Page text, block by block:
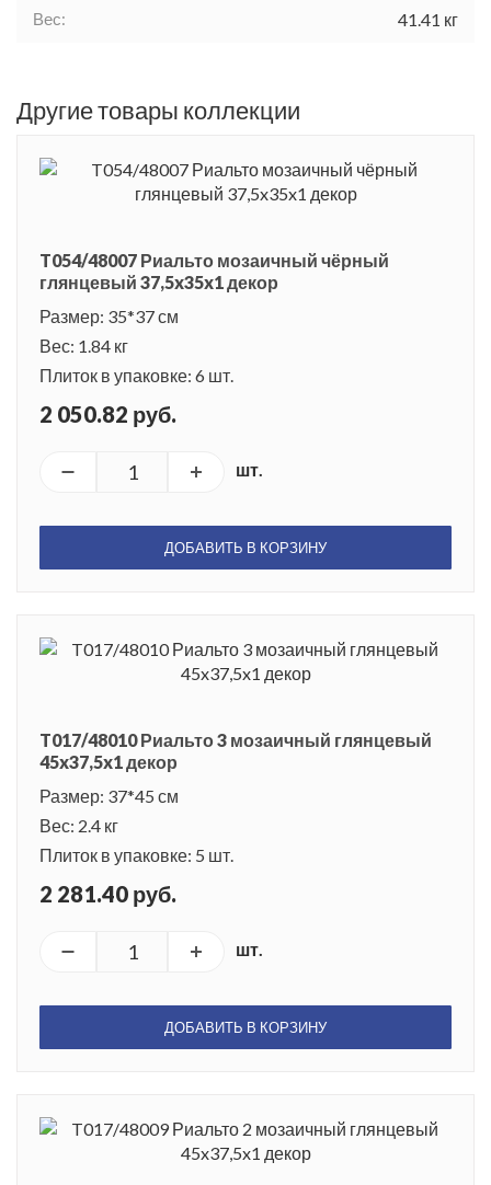
Вес: 41.41 кг
Другие товары коллекции
T054/48007 Риальто мозаичный чёрный
глянцевый 37,5x35x1 декор
Размер: 35*37 см
Вес: 1.84 кг
Плиток в упаковке: 6 шт.
2 050.82 руб.
шт.
ДОБАВИТЬ В КОРЗИНУ
T017/48010 Риальто 3 мозаичный глянцевый
45x37,5x1 декор
Размер: 37*45 см
Вес: 2.4 кг
Плиток в упаковке: 5 шт.
2 281.40 руб.
шт.
ДОБАВИТЬ В КОРЗИНУ